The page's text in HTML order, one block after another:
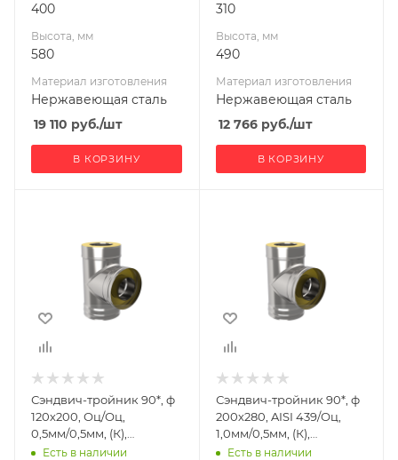
400
Высота, мм
580
Материал изготовления
Нержавеющая сталь
19 110 руб./шт
В КОРЗИНУ
310
Высота, мм
490
Материал изготовления
Нержавеющая сталь
12 766руб./шт
В КОРЗИНУ
Глубина, мм
Высота, мм
380
Материал
Оцинкованная
сталь
Производитель
УМК
Сэндвич-тройник 90*, ф
120х200, Оц/Оц,
0,5мм/0,5мм, (К),
h=380мм
Есть в наличии
Глубина, мм
Высота, мм
460
Материал
Нержавеющая
сталь/
Оцинкованная
сталь
Сэндвич-тройник 90*, ф
200х280, AISI 439/Оц,
1,0мм/0,5мм, (К),
h=460мм
Есть в наличии